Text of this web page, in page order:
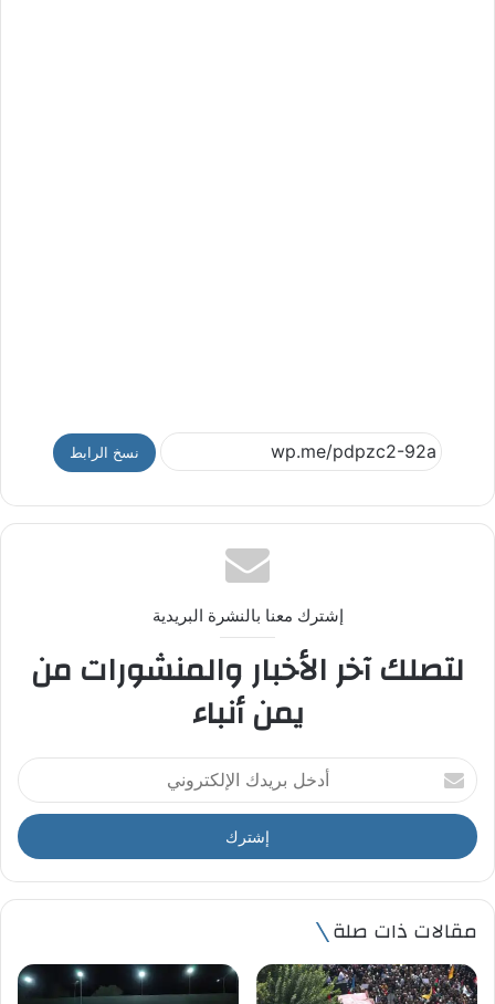
نسخ الرابط
إشترك معنا بالنشرة البريدية
لتصلك آخر الأخبار والمنشورات من
يمن أنباء
أ
د
خ
ل
ر
د
ا
مقالات ذات صلة